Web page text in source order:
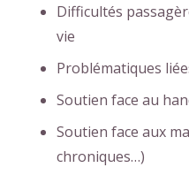
Difficultés
vie
Problématiques
Soutien face au
Soutien face aux
chroniques…)